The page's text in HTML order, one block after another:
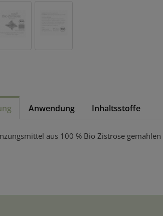
Anwendung Inhaltsstoffe
aus 100 % Bio Zistrose gemahlen